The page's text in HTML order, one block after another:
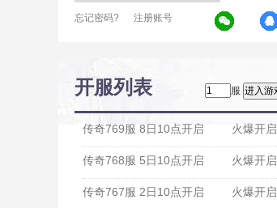
忘记密码? 注册账号
开服列表 服
火爆开启
传奇769服 8日10点开启
火爆开启
传奇768服 5日10点开启
火爆开启
传奇767服 2日10点开启